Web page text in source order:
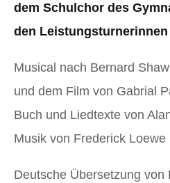
dem Schulchor des
den Leistungsturnerinnen
Musical nach Bernard
und dem Film von Gabrial
Buch und Liedtexte von
Musik von Frederick Loewe
Deutsche Übersetzung von